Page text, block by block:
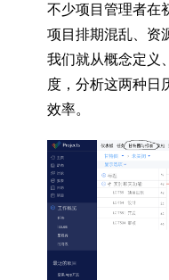
不少项目管理者在
项目排期混乱、资
我们就从概念定义
度，分析这两种日
效率。